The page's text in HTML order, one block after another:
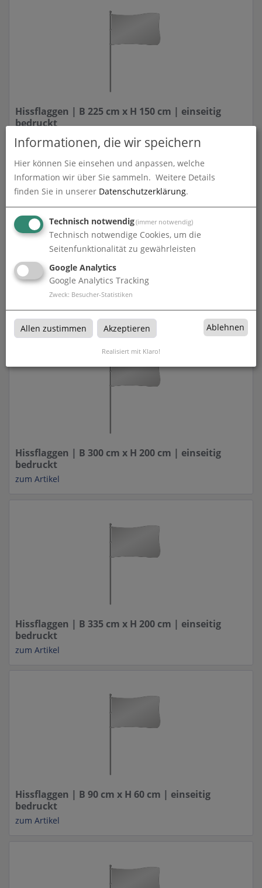
Hissflaggen | B 225 cm x H 150 cm | einseitig
bedruckt
zum Artikel
Hissflaggen | B 250 cm x H 150 cm | einseitig
bedruckt
zum Artikel
Hissflaggen | B 300 cm x H 200 cm | einseitig
bedruckt
zum Artikel
Hissflaggen | B 335 cm x H 200 cm | einseitig
bedruckt
zum Artikel
Hissflaggen | B 90 cm x H 60 cm | einseitig
bedruckt
zum Artikel
Informationen, die wir speichern
Hier können Sie einsehen und anpassen, welche
Information wir über Sie sammeln. Weitere Details
finden Sie in unserer Datenschutzerklärung.
Technisch notwendig(immer notwendig)
Technisch notwendige Cookies, um die
Seitenfunktionalität zu gewährleisten
Google Analytics
Google Analytics Tracking
Zweck: Besucher-Statistiken
Allen zustimmen Akzeptieren Ablehnen
Realisiert mit Klaro!